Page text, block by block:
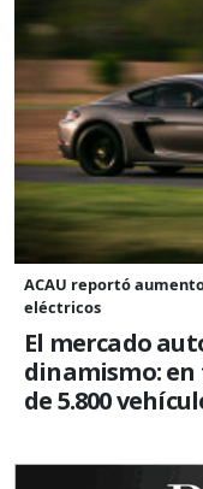
ACAU reportó
eléctricos
El mercado
dinamismo:
de 5.800